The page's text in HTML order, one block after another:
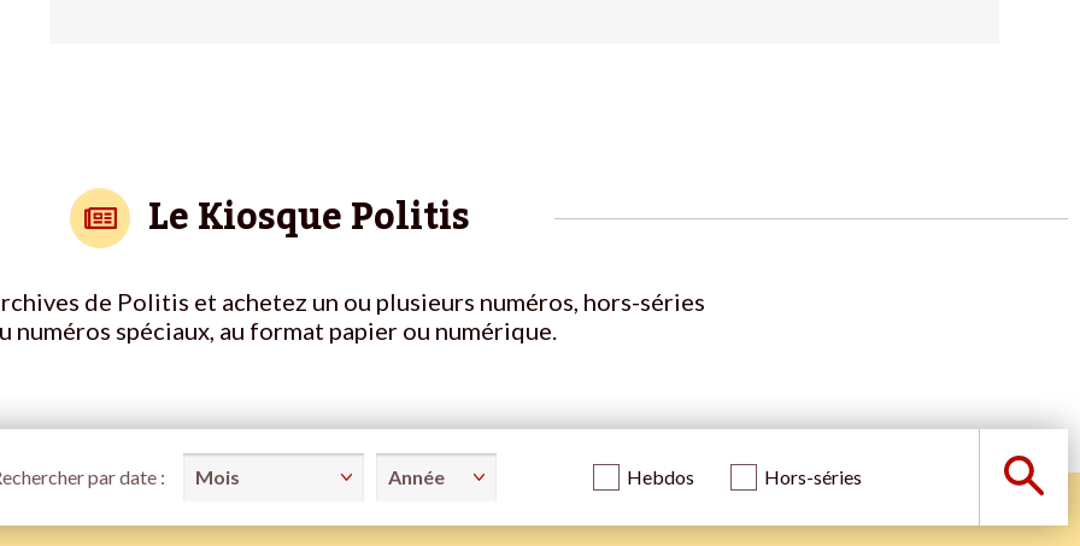
Le Kiosque Politis
de Politis et achetez un ou plusieurs numéros, hors-séries
numéros spéciaux, au format papier ou numérique.
par date : Hebdos Hors-séries